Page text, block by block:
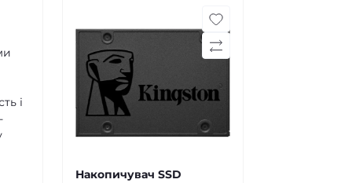
і
Накопичувач SSD